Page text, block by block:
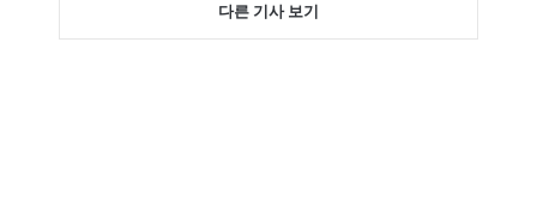
다른 기사 보기